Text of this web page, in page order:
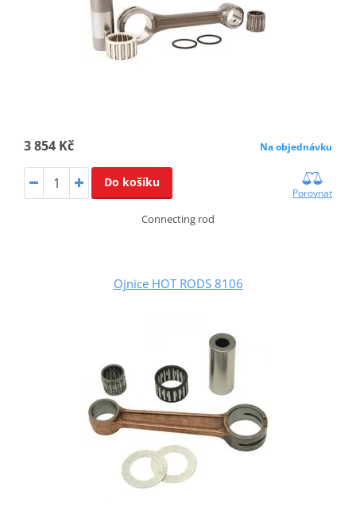
3 854 Kč Na objednávku
Do košíku
Porovnat
Connecting rod
Ojnice HOT RODS 8106